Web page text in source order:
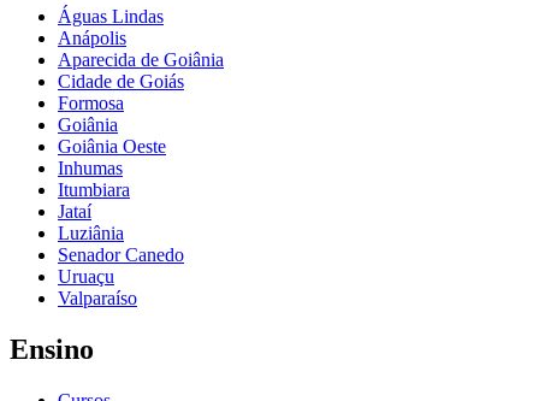
Águas Lindas
Anápolis
Aparecida de Goiânia
Cidade de Goiás
Formosa
Goiânia
Goiânia Oeste
Inhumas
Itumbiara
Jataí
Luziânia
Senador Canedo
Uruaçu
Valparaíso
Ensino